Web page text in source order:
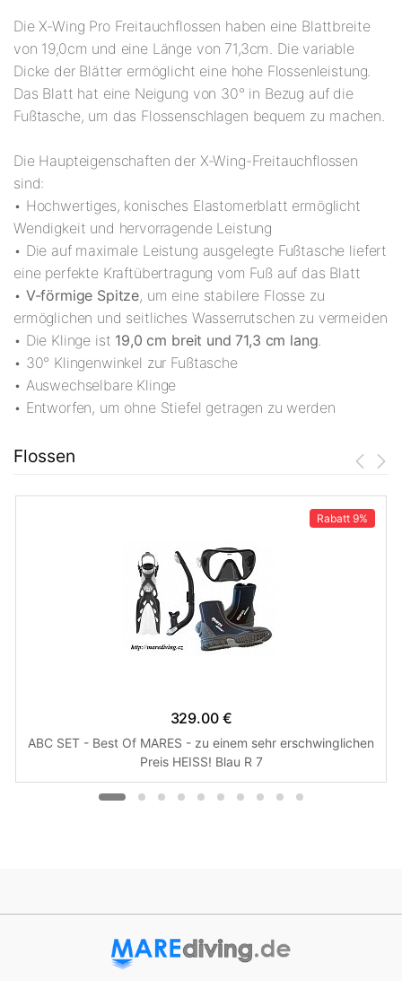
Die X-Wing Pro Freitauchflossen haben eine Blattbreite
von 19,0cm und eine Länge von 71,3cm. Die variable
Dicke der Blätter ermöglicht eine hohe Flossenleistung.
Das Blatt hat eine Neigung von 30° in Bezug auf die
Fußtasche, um das Flossenschlagen bequem zu machen.
Die Haupteigenschaften der X-Wing-Freitauchflossen
sind:
• Hochwertiges, konisches Elastomerblatt ermöglicht
Wendigkeit und hervorragende Leistung
• Die auf maximale Leistung ausgelegte Fußtasche liefert
eine perfekte Kraftübertragung vom Fuß auf das Blatt
• V-förmige Spitze, um eine stabilere Flosse zu
ermöglichen und seitliches Wasserrutschen zu vermeiden
• Die Klinge ist 19,0 cm breit und 71,3 cm lang.
• 30° Klingenwinkel zur Fußtasche
• Auswechselbare Klinge
• Entworfen, um ohne Stiefel getragen zu werden
Flossen
Rabatt 9%
329.00 €
ABC SET - Best Of MARES - zu einem sehr erschwinglichen
Preis HEISS! Blau R 7